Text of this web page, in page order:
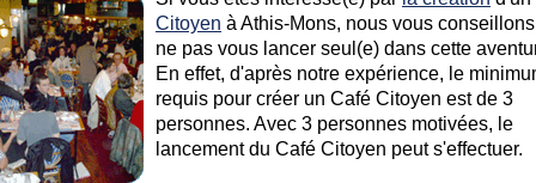
Citoyen à Athis-Mons, nous vous
ne pas vous lancer seul(e) dans cette
En effet, d'après notre expérience, le
requis pour créer un Café Citoyen est de 3
personnes. Avec 3 personnes motivées, le
lancement du Café Citoyen peut s'effectuer.